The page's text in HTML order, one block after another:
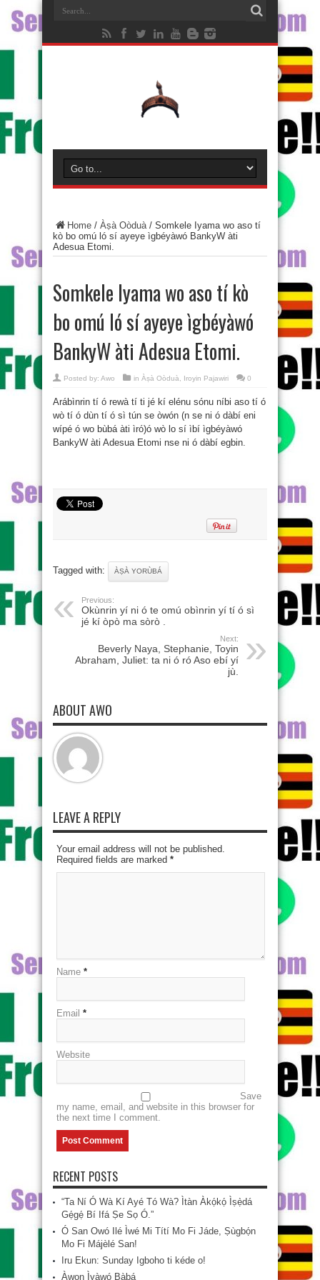
Home / Àṣà Oòduà/ Somkele Iyama wo aso tí
kò bo omú ló sí ayeye ìgbéyàwó BankyW àti
Adesua Etomi.
Somkele Iyama wo aso tí kò
bo omú ló sí ayeye ìgbéyàwó
BankyW àti Adesua Etomi.
Posted by: Awo in Àṣà Oòduà Iroyin Pajawiri 0
Arábìnrin tí ó rewà tí ti jé kí elénu sónu níbi aso tí ó
wò tí ó dùn tí ó sì tún se òwón (n se ni ó dàbí eni
wípé ó wo bùbá àti ìró)ó wò lo sí ìbí ìgbéyàwó
BankyW àti Adesua Etomi nse ni ó dàbí egbin.
Tagged with: ÀṢÀ YORÙBÁ
Previous:
Okùnrin yí ni ó te omú obìnrin yí tí ó sì
jé kí òpò ma sòrò .
Next:
Beverly Naya, Stephanie, Toyin
Abraham, Juliet: ta ni ó ró Aso ebí yí
jù.
ABOUT AWO
LEAVE A REPLY
Your email address will not be published.
Required fields are marked *
Name *
Email *
Website
Save
my name, email, and website in this browser for
the next time I comment.
RECENT POSTS
“Ta Ní Ó Wà Kí Ayé Tó Wà? Ìtàn Àkọ́kọ́ Ìṣẹ̀dá
Gẹ́gẹ́ Bí Ifá Ṣe Sọ Ó.”
Ó San Owó Ilé Ìwé Mi Títí Mo Fi Jáde, Ṣùgbọ́n
Mo Fi Májèlé San!
Iru Ekun: Sunday Igboho ti kéde o!
Àwọn Ìyàwó Bàbá